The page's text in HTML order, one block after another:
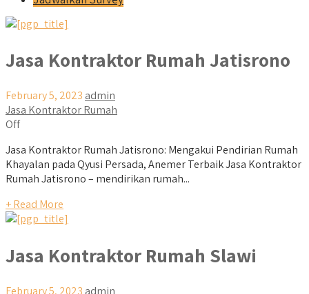
Jasa Kontraktor Rumah Jatisrono
February 5, 2023 admin
Jasa Kontraktor Rumah
Off
Jasa Kontraktor Rumah Jatisrono: Mengakui Pendirian Rumah
Khayalan pada Qyusi Persada, Anemer Terbaik Jasa Kontraktor
Rumah Jatisrono – mendirikan rumah...
+ Read More
Jasa Kontraktor Rumah Slawi
February 5, 2023 admin